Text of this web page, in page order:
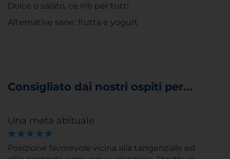
Dolce o salato, ce n'è per tutti
Alternative sane: frutta e yogurt
Consigliato dai nostri ospiti per...
Una meta abituale
Posizione favorevole vicina alla tangenziale ed